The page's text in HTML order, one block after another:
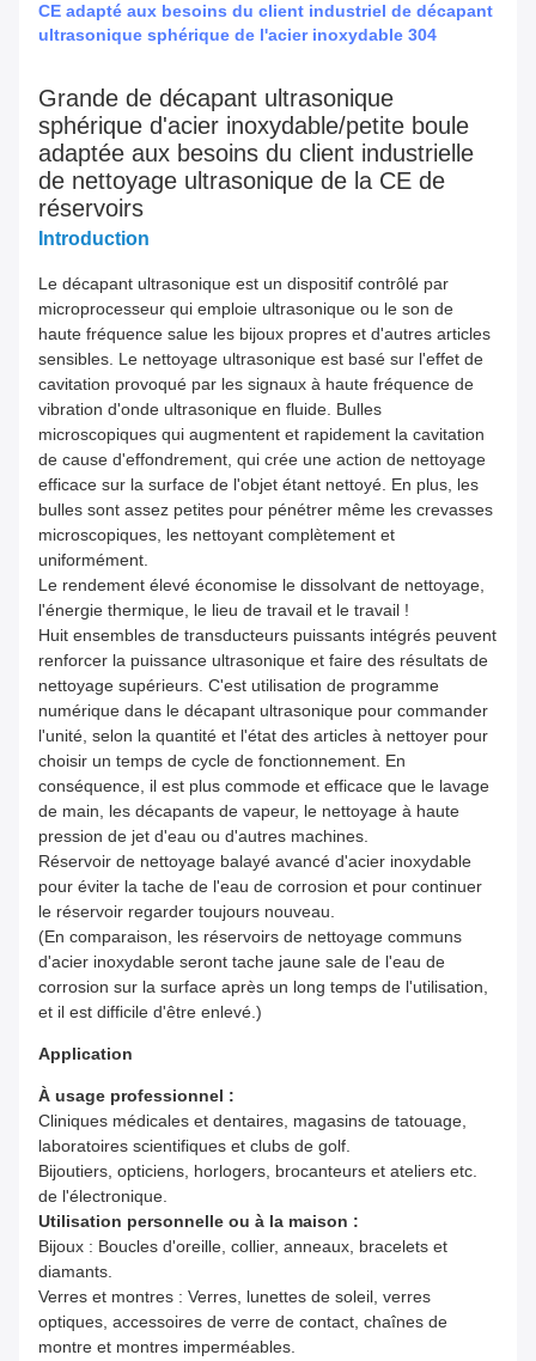
CE adapté aux besoins du client industriel de décapant
ultrasonique sphérique de l'acier inoxydable 304
Grande de décapant ultrasonique
sphérique d'acier inoxydable/petite boule
adaptée aux besoins du client industrielle
de nettoyage ultrasonique de la CE de
réservoirs
Introduction
Le décapant ultrasonique est un dispositif contrôlé par
microprocesseur qui emploie ultrasonique ou le son de
haute fréquence salue les bijoux propres et d'autres articles
sensibles. Le nettoyage ultrasonique est basé sur l'effet de
cavitation provoqué par les signaux à haute fréquence de
vibration d'onde ultrasonique en fluide. Bulles
microscopiques qui augmentent et rapidement la cavitation
de cause d'effondrement, qui crée une action de nettoyage
efficace sur la surface de l'objet étant nettoyé. En plus, les
bulles sont assez petites pour pénétrer même les crevasses
microscopiques, les nettoyant complètement et
uniformément.
Le rendement élevé économise le dissolvant de nettoyage,
l'énergie thermique, le lieu de travail et le travail !
Huit ensembles de transducteurs puissants intégrés peuvent
renforcer la puissance ultrasonique et faire des résultats de
nettoyage supérieurs. C'est utilisation de programme
numérique dans le décapant ultrasonique pour commander
l'unité, selon la quantité et l'état des articles à nettoyer pour
choisir un temps de cycle de fonctionnement. En
conséquence, il est plus commode et efficace que le lavage
de main, les décapants de vapeur, le nettoyage à haute
pression de jet d'eau ou d'autres machines.
Réservoir de nettoyage balayé avancé d'acier inoxydable
pour éviter la tache de l'eau de corrosion et pour continuer
le réservoir regarder toujours nouveau.
(En comparaison, les réservoirs de nettoyage communs
d'acier inoxydable seront tache jaune sale de l'eau de
corrosion sur la surface après un long temps de l'utilisation,
et il est difficile d'être enlevé.)
Application
À usage professionnel :
Cliniques médicales et dentaires, magasins de tatouage,
laboratoires scientifiques et clubs de golf.
Bijoutiers, opticiens, horlogers, brocanteurs et ateliers etc.
de l'électronique.
Utilisation personnelle ou à la maison :
Bijoux : Boucles d'oreille, collier, anneaux, bracelets et
diamants.
Verres et montres : Verres, lunettes de soleil, verres
optiques, accessoires de verre de contact, chaînes de
montre et montres imperméables.